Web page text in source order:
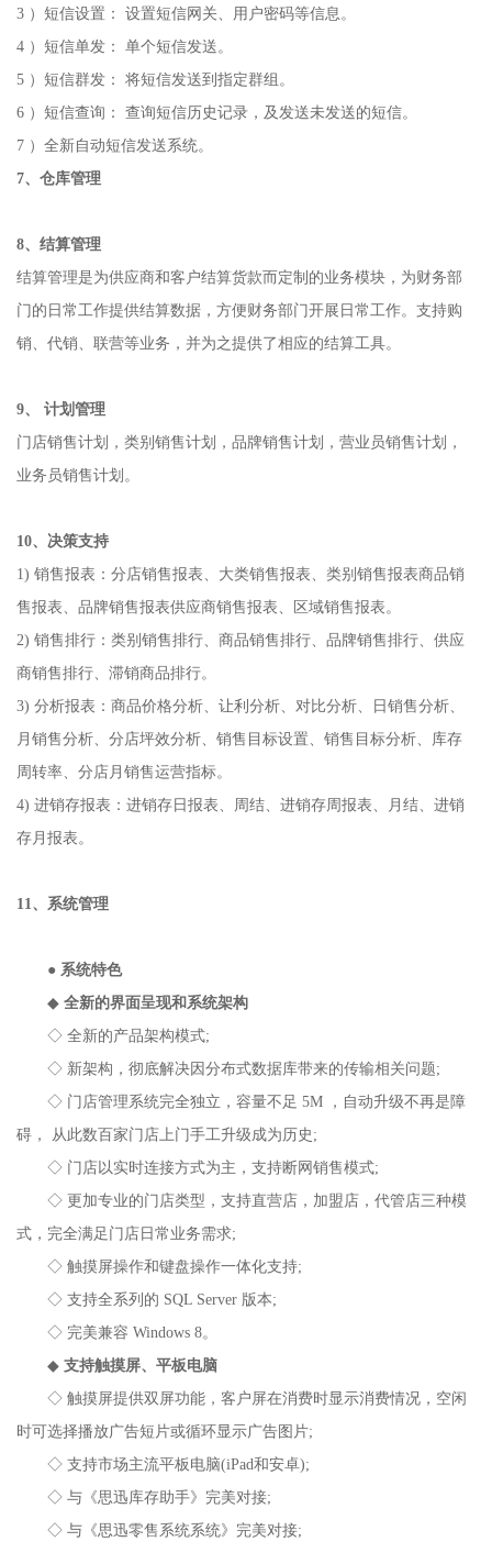
3 ）短信设置： 设置短信网关、用户密码等信息。
4 ）短信单发： 单个短信发送。
5 ）短信群发： 将短信发送到指定群组。
6 ）短信查询： 查询短信历史记录，及发送未发送的短信。
7 ）全新自动短信发送系统。
7、仓库管理
8、结算管理
结算管理是为供应商和客户结算货款而定制的业务模块，为财务部
门的日常工作提供结算数据，方便财务部门开展日常工作。支持购
销、代销、联营等业务，并为之提供了相应的结算工具。
9、 计划管理
门店销售计划，类别销售计划，品牌销售计划，营业员销售计划，
业务员销售计划。
10、决策支持
1) 销售报表：分店销售报表、大类销售报表、类别销售报表商品销
售报表、品牌销售报表供应商销售报表、区域销售报表。
2) 销售排行：类别销售排行、商品销售排行、品牌销售排行、供应
商销售排行、滞销商品排行。
3) 分析报表：商品价格分析、让利分析、对比分析、日销售分析、
月销售分析、分店坪效分析、销售目标设置、销售目标分析、库存
周转率、分店月销售运营指标。
4) 进销存报表：进销存日报表、周结、进销存周报表、月结、进销
存月报表。
11、系统管理
● 系统特色
◆ 全新的界面呈现和系统架构
◇ 全新的产品架构模式;
◇ 新架构，彻底解决因分布式数据库带来的传输相关问题;
◇ 门店管理系统完全独立，容量不足 5M ，自动升级不再是障
碍， 从此数百家门店上门手工升级成为历史;
◇ 门店以实时连接方式为主，支持断网销售模式;
◇ 更加专业的门店类型，支持直营店，加盟店，代管店三种模
式，完全满足门店日常业务需求;
◇ 触摸屏操作和键盘操作一体化支持;
◇ 支持全系列的 SQL Server 版本;
◇ 完美兼容 Windows 8。
◆ 支持触摸屏、平板电脑
◇ 触摸屏提供双屏功能，客户屏在消费时显示消费情况，空闲
时可选择播放广告短片或循环显示广告图片;
◇ 支持市场主流平板电脑(iPad和安卓);
◇ 与《思迅库存助手》完美对接;
◇ 与《思迅零售系统系统》完美对接;